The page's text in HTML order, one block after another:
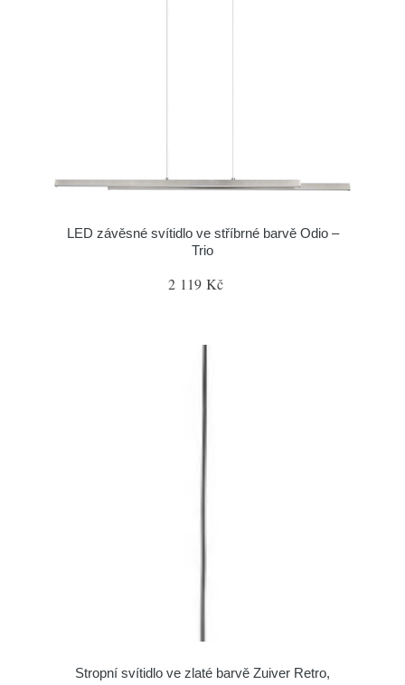
LED závěsné svítidlo ve stříbrné barvě Odio –
Trio
2 119 Kč
Stropní svítidlo ve zlaté barvě Zuiver Retro,